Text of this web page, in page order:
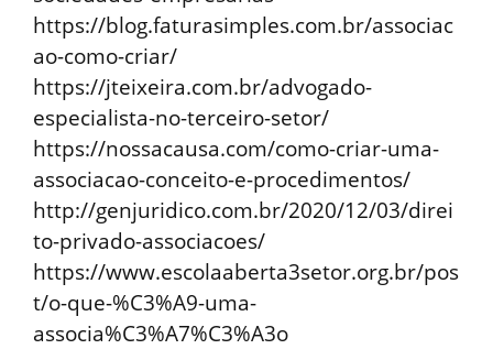
https://blog.faturasimples.com.br/associac
ao-como-criar/
https://jteixeira.com.br/advogado-
especialista-no-terceiro-setor/
https://nossacausa.com/como-criar-uma-
associacao-conceito-e-procedimentos/
http://genjuridico.com.br/2020/12/03/direi
to-privado-associacoes/
https://www.escolaaberta3setor.org.br/pos
t/o-que-%C3%A9-uma-
associa%C3%A7%C3%A3o